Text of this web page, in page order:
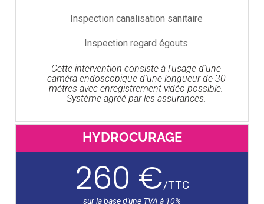
Inspection canalisation sanitaire
Inspection regard égouts
Cette intervention consiste à l'usage d'une
caméra endoscopique d'une longueur de 30
mètres avec enregistrement vidéo possible.
Système agréé par les assurances.
HYDROCURAGE
260 €/TTC